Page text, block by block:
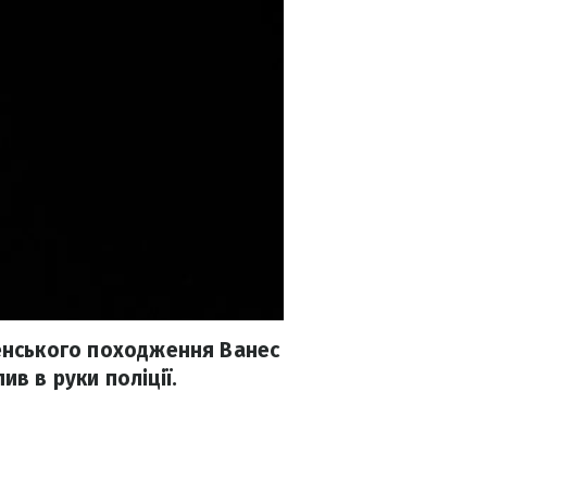
походження Ванес
в руки поліції.